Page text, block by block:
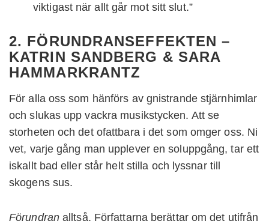
viktigast när allt går mot sitt slut.”
2. FÖRUNDRANSEFFEKTEN –
KATRIN SANDBERG & SARA
HAMMARKRANTZ
För alla oss som hänförs av gnistrande stjärnhimlar
och slukas upp vackra musikstycken. Att se
storheten och det ofattbara i det som omger oss. Ni
vet, varje gång man upplever en soluppgång, tar ett
iskallt bad eller står helt stilla och lyssnar till
skogens sus.
Förundranalltså. Författarna berättar om det utifrån